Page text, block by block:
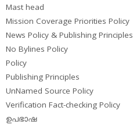
Mast head
Mission Coverage Priorities Policy
News Policy & Publishing Principles
No Bylines Policy
Policy
Publishing Principles
UnNamed Source Policy
Verification Fact-checking Policy
ഉപഭാഷ